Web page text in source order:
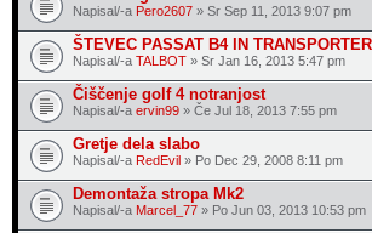
Napisal/-a Pero2607 » Sr Sep 11, 2013 9:07 pm
ŠTEVEC PASSAT B4 IN
Napisal/-a TALBOT » Sr Jan 16, 2013 5:47 pm
Čiščenje golf 4 notranjost
Napisal/-a ervin99 » Če Jul 18, 2013 7:55 pm
Gretje dela slabo
Napisal/-a RedEvil » Po Dec 29, 2008 8:11 pm
Demontaža stropa Mk2
Napisal/-a Marcel_77 » Po Jun 03, 2013 10:53 pm